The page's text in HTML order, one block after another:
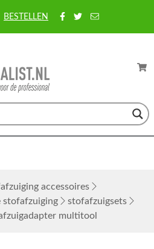
BESTELLEN
accessoires
stofafzuiging
stofafzuigsets
multitool